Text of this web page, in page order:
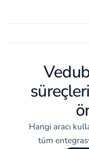
Hangi aracı
tüm